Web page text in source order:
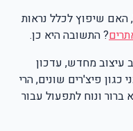
שיפוץ לכלל נראות
? התשובה היא כן.
עיצוב מחדש, עדכון
כגון פיצ'רים שונים, הרי
ונוח לתפעול עבור